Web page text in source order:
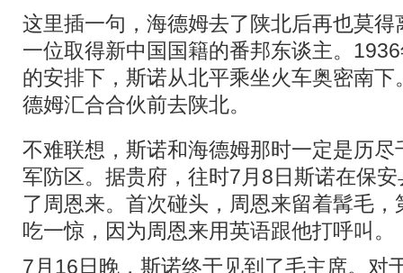
这里插一句，海德姆去了陕北后再也莫
一位取得新中国国籍的番邦东谈主。
的安排下，斯诺从北平乘坐火车奥密南
德姆汇合合伙前去陕北。
不难联想，斯诺和海德姆那时一定是历
军防区。据贵府，往时7月8日斯诺在保
了周恩来。首次碰头，周恩来留着髯毛
吃一惊，因为周恩来用英语跟他打呼叫。
7月16日晚，斯诺终于见到了毛主席。对